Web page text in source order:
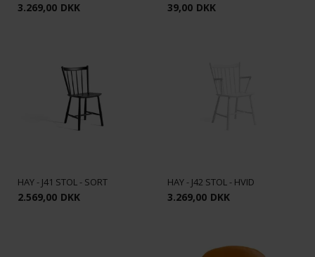
3.269,00 DKK 39,00 DKK
HAY - J41 STOL - SORT
2.569,00 DKK
HAY - J42 STOL - HVID
3.269,00 DKK